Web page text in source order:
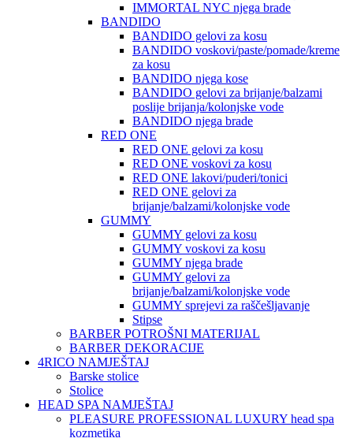
IMMORTAL NYC njega brade
BANDIDO
BANDIDO gelovi za kosu
BANDIDO voskovi/paste/pomade/kreme
za kosu
BANDIDO njega kose
BANDIDO gelovi za brijanje/balzami
poslije brijanja/kolonjske vode
BANDIDO njega brade
RED ONE
RED ONE gelovi za kosu
RED ONE voskovi za kosu
RED ONE lakovi/puderi/tonici
RED ONE gelovi za
brijanje/balzami/kolonjske vode
GUMMY
GUMMY gelovi za kosu
GUMMY voskovi za kosu
GUMMY njega brade
GUMMY gelovi za
brijanje/balzami/kolonjske vode
GUMMY sprejevi za raščešljavanje
Stipse
BARBER POTROŠNI MATERIJAL
BARBER DEKORACIJE
4RICO NAMJEŠTAJ
Barske stolice
Stolice
HEAD SPA NAMJEŠTAJ
PLEASURE PROFESSIONAL LUXURY head spa
kozmetika